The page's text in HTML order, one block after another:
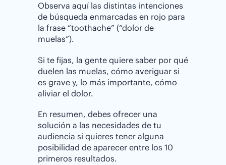
Observa aquí las distintas intenciones
de búsqueda enmarcadas en rojo para
la frase “toothache” (“dolor de
muelas”).
Si te fijas, la gente quiere saber por qué
duelen las muelas, cómo averiguar si
es grave y, lo más importante, cómo
aliviar el dolor.
En resumen, debes ofrecer una
solución a las necesidades de tu
audiencia si quieres tener alguna
posibilidad de aparecer entre los 10
primeros resultados.